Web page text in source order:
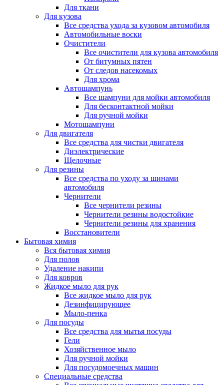
Для ткани
Для кузова
Все средства ухода за кузовом автомобиля
Автомобильные воски
Очистители
Все очистители для кузова автомобиля
От битумных пятен
От следов насекомых
Для хрома
Автошампунь
Все шампуни для мойки автомобиля
Для бесконтактной мойки
Для ручной мойки
Мотошампуни
Для двигателя
Все средства для чистки двигателя
Диэлектрические
Щелочные
Для резины
Все средства по уходу за шинами
автомобиля
Чернители
Все чернители резины
Чернители резины водостойкие
Чернители резины для хранения
Восстановители
Бытовая химия
Вся бытовая химия
Для полов
Удаление накипи
Для ковров
Жидкое мыло для рук
Все жидкое мыло для рук
Дезинфицирующее
Мыло-пенка
Для посуды
Все средства для мытья посуды
Гели
Хозяйственное мыло
Для ручной мойки
Для посудомоечных машин
Специальные средства